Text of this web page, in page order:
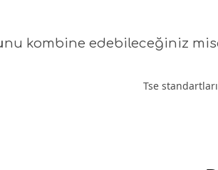
nu kombine edebileceğiniz
Tse